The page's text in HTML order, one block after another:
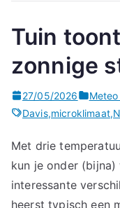
Tuin
zonnige
27/05/2026
Davis,microklimaat,
Met drie
kun je onder
interessante
heerst typisch een